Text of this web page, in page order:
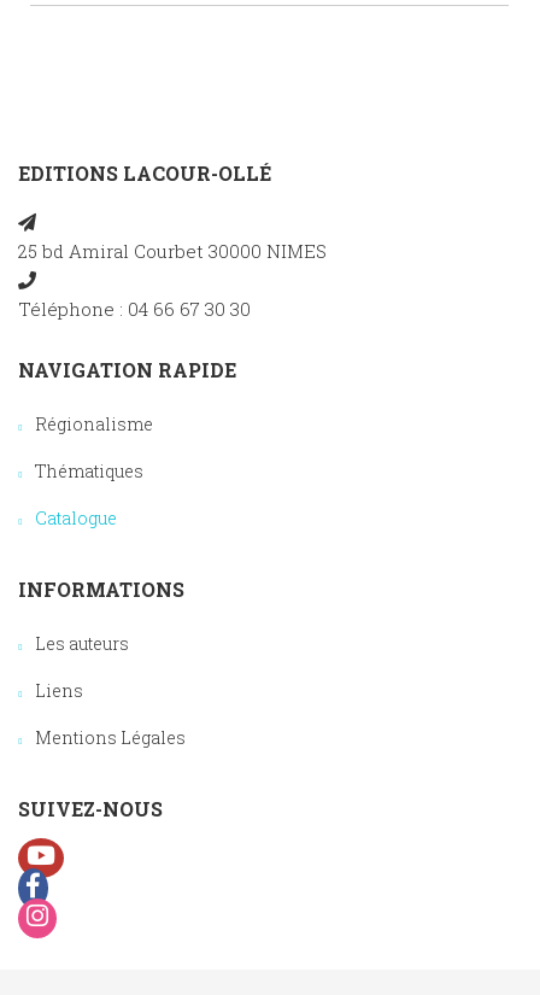
EDITIONS LACOUR-OLLÉ
25 bd Amiral Courbet 30000 NIMES
Téléphone : 04 66 67 30 30
NAVIGATION RAPIDE
Régionalisme
Thématiques
Catalogue
INFORMATIONS
Les auteurs
Liens
Mentions Légales
SUIVEZ-NOUS